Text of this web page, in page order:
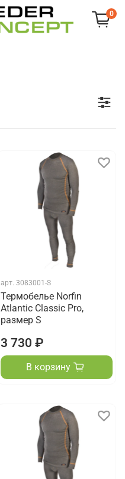
0
арт. 3083001-S
Термобелье Norfin
Atlantic Classic Pro,
размер S
3 730 ₽
В корзину